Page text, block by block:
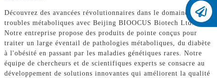
Découvrez des avancées révolutionnaires dans le domaine des
troubles métaboliques avec Beijing BIOOCUS Biotech Ltd.
Notre entreprise propose des produits de pointe conçus pour
traiter un large éventail de pathologies métaboliques, du diabète
à l'obésité en passant par les maladies génétiques rares. Notre
équipe de chercheurs et de scientifiques experts se consacre au
développement de solutions innovantes qui améliorent la qualité